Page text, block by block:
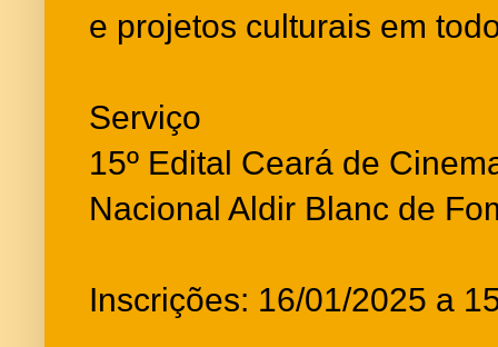
e projetos culturais em
Serviço
15º Edital Ceará de
Nacional Aldir Blanc de
Inscrições: 16/01/2025 a